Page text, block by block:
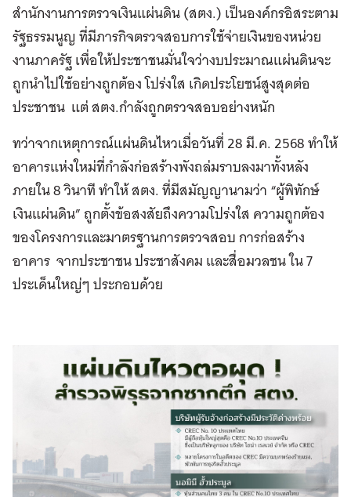
สำนักงานการตรวจเงินแผ่นดิน (สตง.) เป็นองค์กรอิสระตาม
รัฐธรรมนูญ ที่มีภารกิจตรวจสอบการใช้จ่ายเงินของหน่วย
งานภาครัฐ เพื่อให้ประชาชนมั่นใจว่างบประมาณแผ่นดินจะ
ถูกนำไปใช้อย่างถูกต้อง โปร่งใส เกิดประโยชน์สูงสุดต่อ
ประชาชน แต่ สตง.กำลังถูกตรวจสอบอย่างหนัก
ทว่าจากเหตุการณ์แผ่นดินไหวเมื่อวันที่ 28 มี.ค. 2568 ทำให้
อาคารแห่งใหม่ที่กำลังก่อสร้างพังถล่มราบลงมาทั้งหลัง
ภายใน 8 วินาที ทำให้ สตง. ที่มีสมัญญานามว่า “ผู้พิทักษ์
เงินแผ่นดิน” ถูกตั้งข้อสงสัยถึงความโปร่งใส ความถูกต้อง
ของโครงการและมาตรฐานการตรวจสอบ การก่อสร้าง
อาคาร จากประชาชน ประชาสังคม และสื่อมวลชน ใน 7
ประเด็นใหญ่ๆ ประกอบด้วย